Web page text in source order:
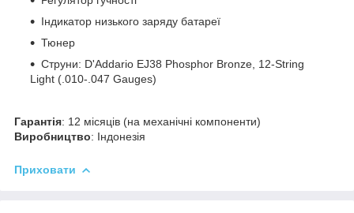
Індикатор низького заряду батареї
Тюнер
Струни: D'Addario EJ38 Phosphor Bronze, 12-String
Light (.010-.047 Gauges)
Гарантія: 12 місяців (на механічні компоненти)
Виробництво: Індонезія
Приховати